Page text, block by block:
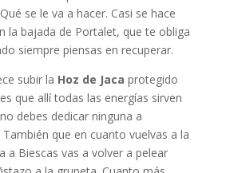
se le va a hacer. Casi se hace
la bajada de Portalet, que te obliga
siempre piensas en recuperar.
subir la Hoz de Jaca protegido
que allí todas las energías sirven
debes dedicar ninguna a
que en cuanto vuelvas a la
a Biescas vas a volver a pelear